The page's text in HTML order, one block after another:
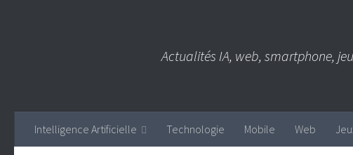
Actualités IA, web, smartphone,
Intelligence Artificielle Technologie Mobile Web